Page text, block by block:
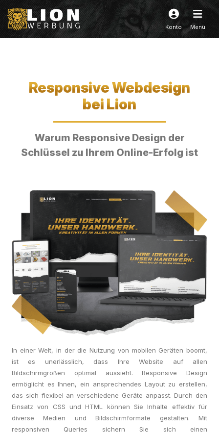
Konto Menü
Responsive Webdesign
bei Lion
Warum Responsive Design der
Schlüssel zu Ihrem Online-Erfolg ist
In einer Welt, in der die Nutzung von mobilen Geräten boomt,
ist es unerlässlich, dass Ihre Website auf allen
Bildschirmgrößen optimal aussieht. Responsive Design
ermöglicht es Ihnen, ein ansprechendes Layout zu erstellen,
das sich flexibel an verschiedene Geräte anpasst. Durch den
Einsatz von CSS und HTML können Sie Inhalte effektiv für
diverse Medien und Bildschirmformate gestalten. Mit
responsiven Queries sichern Sie sich einen